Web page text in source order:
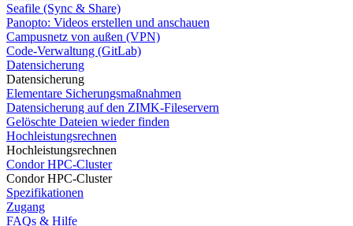
Seafile (Sync & Share)
Panopto: Videos erstellen und anschauen
Campusnetz von außen (VPN)
Code-Verwaltung (GitLab)
Datensicherung
Datensicherung
Elementare Sicherungsmaßnahmen
Datensicherung auf den ZIMK-Fileservern
Gelöschte Dateien wieder finden
Hochleistungsrechnen
Hochleistungsrechnen
Condor HPC-Cluster
Condor HPC-Cluster
Spezifikationen
Zugang
FAQs & Hilfe